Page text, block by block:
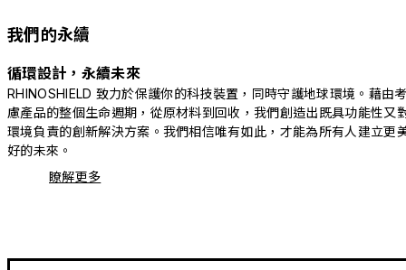
我們的永續
循環設計，永續未來
RHINOSHIELD 致力於保護你的科技裝置，同時守護地球環境。藉由
慮產品的整個生命週期，從原材料到回收，我們創造出既具功能性又
環境負責的創新解決方案。我們相信唯有如此，才能為所有人建立更
好的未來。
瞭解更多